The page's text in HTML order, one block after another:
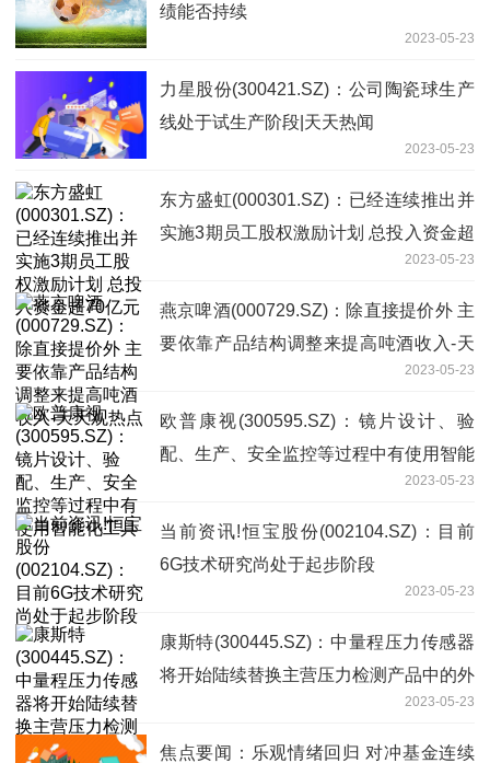
绩能否持续
2023-05-23
力星股份(300421.SZ)：公司陶瓷球生产
线处于试生产阶段|天天热闻
2023-05-23
东方盛虹(000301.SZ)：已经连续推出并
实施3期员工股权激励计划 总投入资金超
2023-05-23
燕京啤酒(000729.SZ)：除直接提价外 主
要依靠产品结构调整来提高吨酒收入-天
2023-05-23
欧普康视(300595.SZ)：镜片设计、验
配、生产、安全监控等过程中有使用智能
2023-05-23
当前资讯!恒宝股份(002104.SZ)：目前
6G技术研究尚处于起步阶段
2023-05-23
康斯特(300445.SZ)：中量程压力传感器
将开始陆续替换主营压力检测产品中的外
2023-05-23
焦点要闻：乐观情绪回归 对冲基金连续